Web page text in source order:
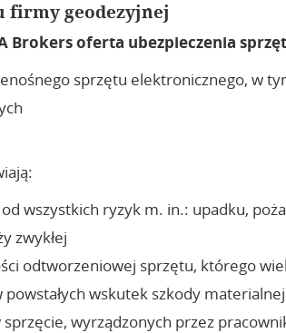
firmy geodezyjnej
Brokers oferta ubezpieczenia
sprzętu elektronicznego, w
wszystkich ryzyk m. in.: upadku,
zwykłej
odtworzeniowej sprzętu, którego
wskutek szkody
wyrządzonych przez